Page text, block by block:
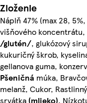
Zloženie
Náplň 47% (max 28,
višňového koncentrátu,
/glutén/, glukózový
kukuričný škrob,
gellanova guma,
Pšeničná múka,
melanž, Cukor,
srvátka (mlieko),